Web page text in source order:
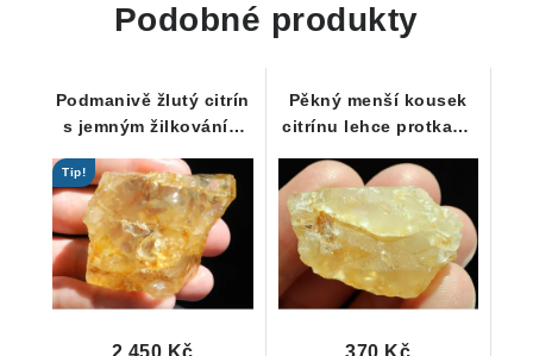
Podobné produkty
Podmanivě žlutý citrín
s jemným žilkováním
Tip!
2 450 Kč
Pěkný menší kousek
citrínu lehce protkaný
370 Kč